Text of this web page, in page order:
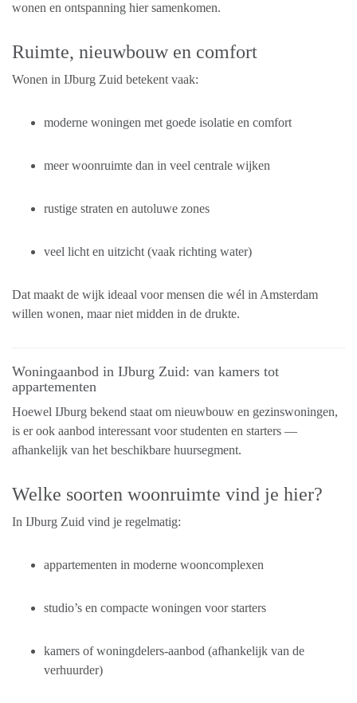
wonen en ontspanning hier samenkomen.
Ruimte, nieuwbouw en comfort
Wonen in IJburg Zuid betekent vaak:
moderne woningen met goede isolatie en comfort
meer woonruimte dan in veel centrale wijken
rustige straten en autoluwe zones
veel licht en uitzicht (vaak richting water)
Dat maakt de wijk ideaal voor mensen die wél in Amsterdam
willen wonen, maar niet midden in de drukte.
Woningaanbod in IJburg Zuid: van kamers tot
appartementen
Hoewel IJburg bekend staat om nieuwbouw en gezinswoningen,
is er ook aanbod interessant voor studenten en starters —
afhankelijk van het beschikbare huursegment.
Welke soorten woonruimte vind je hier?
In IJburg Zuid vind je regelmatig:
appartementen in moderne wooncomplexen
studio’s en compacte woningen voor starters
kamers of woningdelers-aanbod (afhankelijk van de
verhuurder)